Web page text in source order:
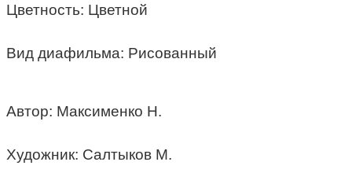
Цветность: Цветной
Вид диафильма: Рисованный
Автор: Максименко Н.
Художник: Салтыков М.